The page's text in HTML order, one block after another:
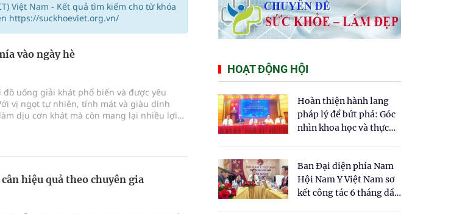
lý hoạt động nha khoa,
cộng đồng
Việt Nam - Kết quả tìm kiếm cho từ khóa
https://suckhoeviet.org.vn/
vào ngày hè
uống giải khát phổ biến và được yêu
vị ngọt tự nhiên, tính mát và giàu dinh
dịu cơn khát mà còn mang lại nhiều lợi
hiệu quả theo chuyên gia
HOẠT ĐỘNG HỘI
Hoàn thiện hành lang
pháp lý để bứt phá: Góc
nhìn khoa học và thực
cho Luật Y dược cổ
truyền Việt Nam"
Ban Đại diện phía Nam
Hội Nam Y Việt Nam sơ
kết công tác 6 tháng đầu